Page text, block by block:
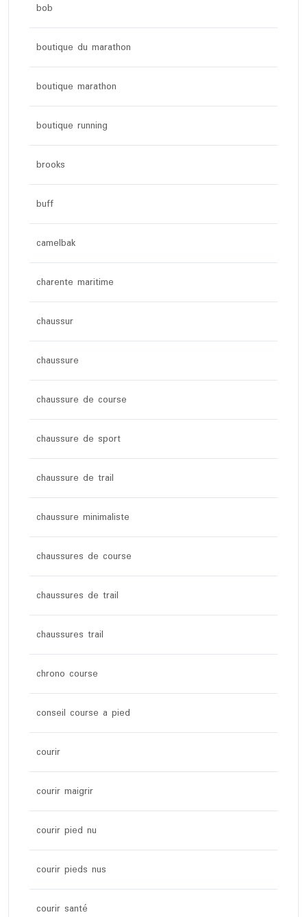
bob
boutique du marathon
boutique marathon
boutique running
brooks
buff
camelbak
charente maritime
chaussur
chaussure
chaussure de course
chaussure de sport
chaussure de trail
chaussure minimaliste
chaussures de course
chaussures de trail
chaussures trail
chrono course
conseil course a pied
courir
courir maigrir
courir pied nu
courir pieds nus
courir santé